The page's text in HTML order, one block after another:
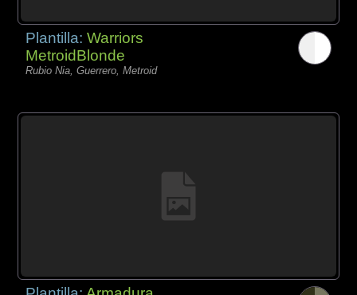
Plantilla:Warriors
MetroidBlonde
Rubio Nia, Guerrero, Metroid